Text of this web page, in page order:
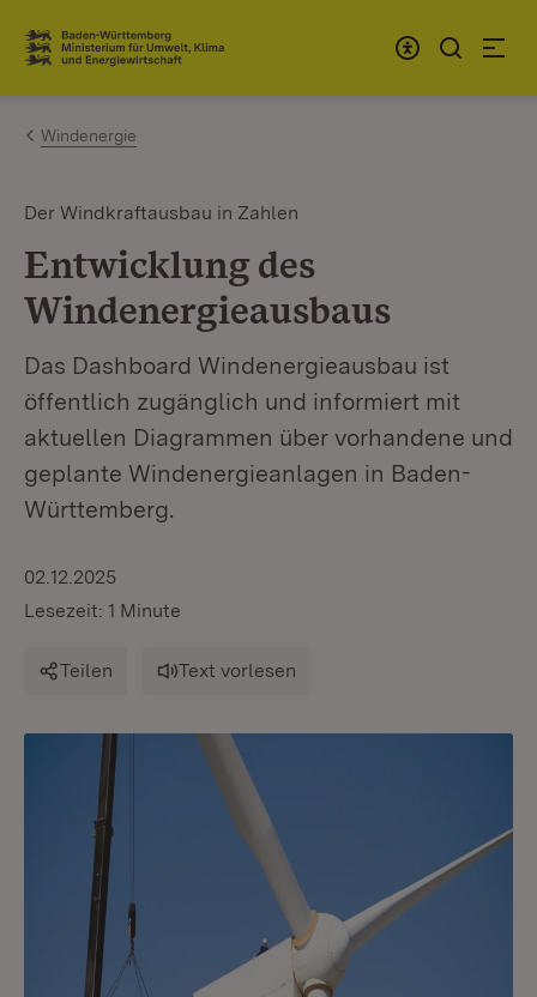
Zum Inhalt springen
Link zur Startseite
Windenergie
Der Windkraftausbau in Zahlen
Entwicklung des
Windenergieausbaus
Das Dashboard Windenergieausbau ist
öffentlich zugänglich und informiert mit
aktuellen Diagrammen über vorhandene und
geplante Windenergieanlagen in Baden-
Württemberg.
02.12.2025
Lesezeit: 1 Minute
Teilen Text vorlesen